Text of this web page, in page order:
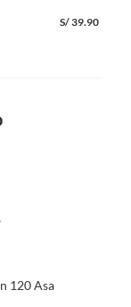
S/39.90
120 Asa